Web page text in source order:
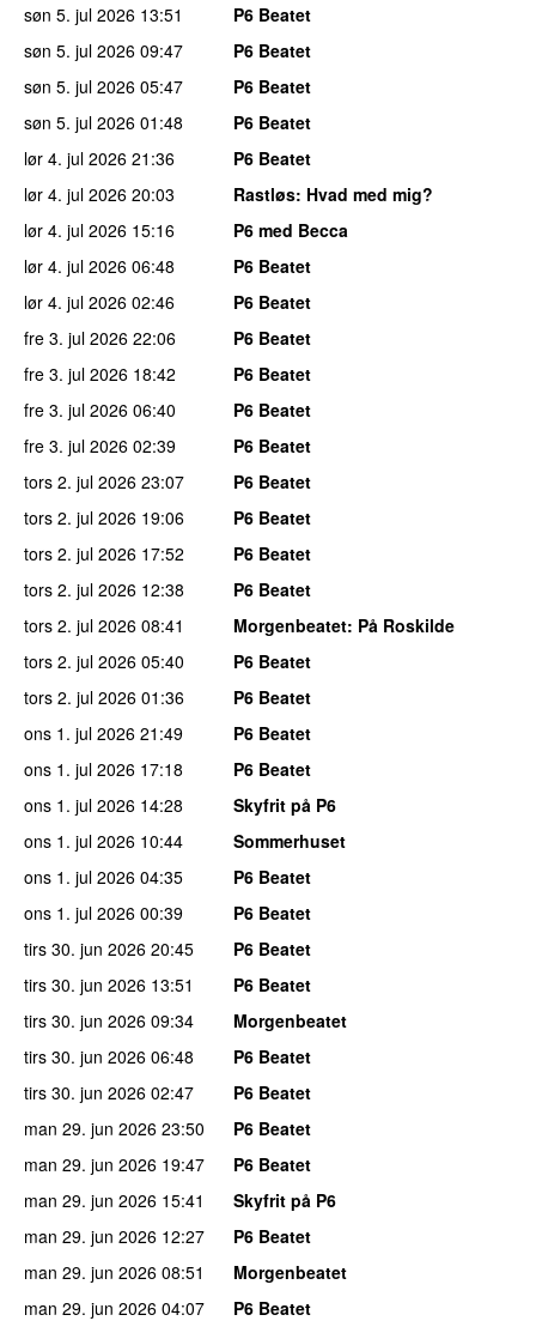
søn 5. jul 2026 13:51
P6 Beatet
søn 5. jul 2026 09:47
P6 Beatet
søn 5. jul 2026 05:47
P6 Beatet
søn 5. jul 2026 01:48
P6 Beatet
lør 4. jul 2026 21:36
P6 Beatet
lør 4. jul 2026 20:03 Rastløs: Hvad med mig?
lør 4. jul 2026 15:16
P6 med Becca
lør 4. jul 2026 06:48
P6 Beatet
lør 4. jul 2026 02:46
P6 Beatet
fre 3. jul 2026 22:06
P6 Beatet
fre 3. jul 2026 18:42
P6 Beatet
fre 3. jul 2026 06:40
P6 Beatet
fre 3. jul 2026 02:39
P6 Beatet
tors 2. jul 2026 23:07
P6 Beatet
tors 2. jul 2026 19:06
P6 Beatet
tors 2. jul 2026 17:52
P6 Beatet
tors 2. jul 2026 12:38
P6 Beatet
tors 2. jul 2026 08:41 Morgenbeatet: På Roskilde
tors 2. jul 2026 05:40
P6 Beatet
tors 2. jul 2026 01:36
P6 Beatet
ons 1. jul 2026 21:49
P6 Beatet
ons 1. jul 2026 17:18
P6 Beatet
ons 1. jul 2026 14:28
Skyfrit på P6
ons 1. jul 2026 10:44
Sommerhuset
ons 1. jul 2026 04:35
P6 Beatet
ons 1. jul 2026 00:39
P6 Beatet
tirs 30. jun 2026 20:45
P6 Beatet
tirs 30. jun 2026 13:51
P6 Beatet
tirs 30. jun 2026 09:34
Morgenbeatet
tirs 30. jun 2026 06:48
P6 Beatet
tirs 30. jun 2026 02:47
P6 Beatet
man 29. jun 2026 23:50
P6 Beatet
man 29. jun 2026 19:47
P6 Beatet
man 29. jun 2026 15:41
Skyfrit på P6
man 29. jun 2026 12:27
P6 Beatet
man 29. jun 2026 08:51
Morgenbeatet
man 29. jun 2026 04:07
P6 Beatet